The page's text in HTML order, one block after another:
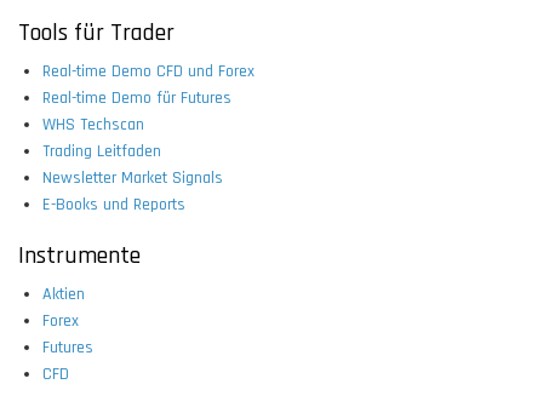
Tools für Trader
Real-time Demo CFD und Forex
Real-time Demo für Futures
WHS Techscan
Trading Leitfaden
Newsletter Market Signals
E-Books und Reports
Instrumente
Aktien
Forex
Futures
CFD